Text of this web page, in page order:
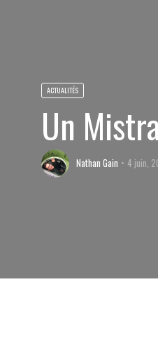
ACTUALITÉS
Un
Nathan Gain 4 juin,